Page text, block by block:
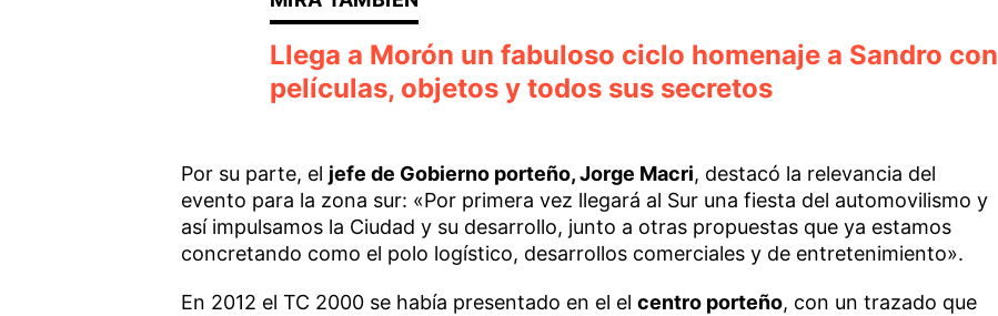
Llega a Morón un fabuloso ciclo homenaje a Sandro con
películas, objetos y todos sus secretos
Por su parte, el jefe de Gobierno porteño, Jorge Macri, destacó la relevancia del
evento para la zona sur: «Por primera vez llegará al Sur una fiesta del automovilismo y
así impulsamos la Ciudad y su desarrollo, junto a otras propuestas que ya estamos
concretando como el polo logístico, desarrollos comerciales y de entretenimiento».
En 2012 el TC 2000 se había presentado en el el centro porteño, con un trazado que